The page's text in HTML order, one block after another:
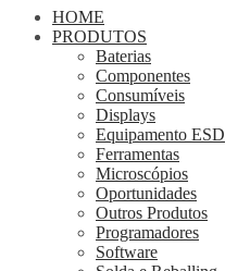
HOME
PRODUTOS
Baterias
Componentes
Consumíveis
Displays
Equipamento ESD
Ferramentas
Microscópios
Oportunidades
Outros Produtos
Programadores
Software